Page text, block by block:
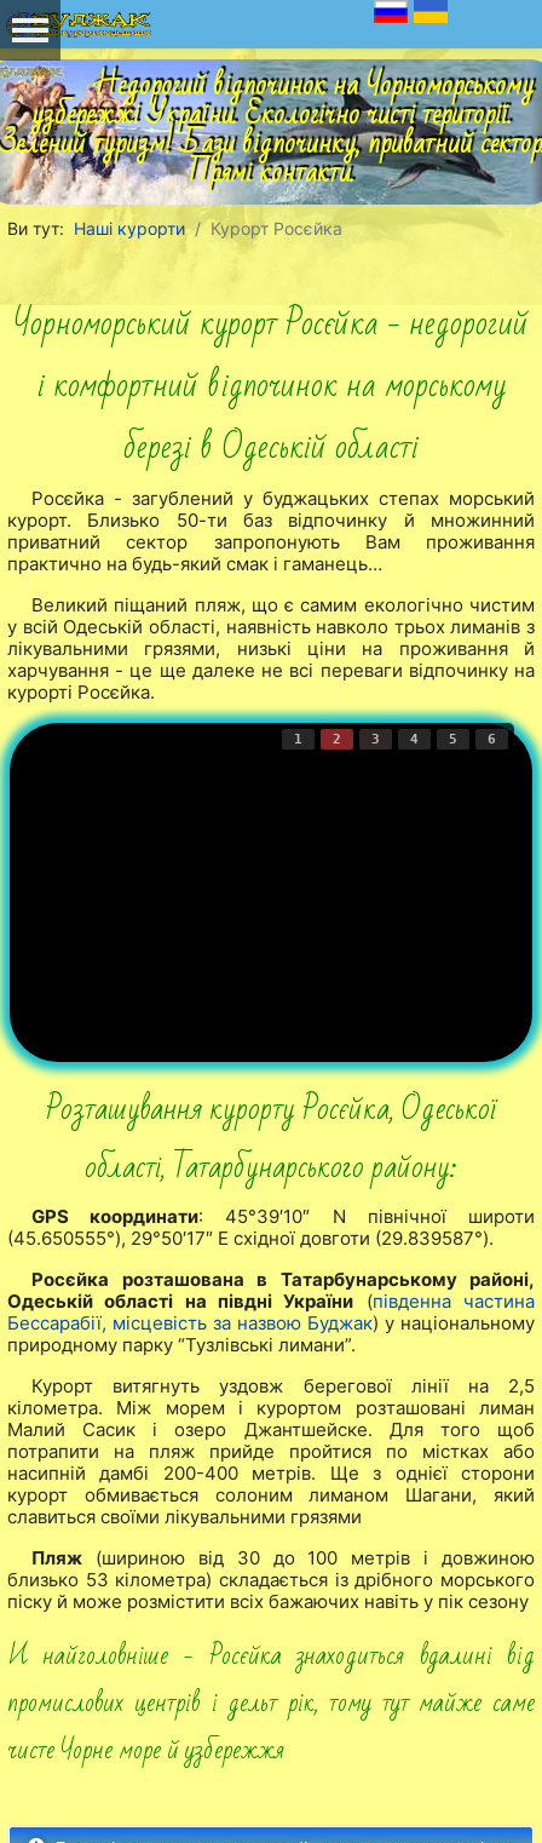
Недорогий відпочинок на Чорноморському
узбережжі України. Екологічно чисті території.
туризм! Бази відпочинку, приватний
Прямі контакти.
Ви тут: Наші курорти Курорт Росєйка
Чорноморський курорт Росєйка - недорогий
і комфортний відпочинок на морському
березі в Одеській області
Росєйка - загублений у буджацьких степах морський
курорт. Близько 50-ти баз відпочинку й множинний
приватний сектор запропонують Вам проживання
практично на будь-який смак і гаманець…
Великий піщаний пляж, що є самим екологічно чистим
у всій Одеській області, наявність навколо трьох лиманів з
лікувальними грязями, низькі ціни на проживання й
харчування - це ще далеке не всі переваги відпочинку на
курорті Росєйка.
1 2 3 4 5 6
Розташування курорту Росєйка, Одеської
області, Татарбунарського району:
GPS координати: 45°39′10″ N північної широти
(45.650555°), 29°50′17″ E східної довготи (29.839587°).
Росєйка розташована в Татарбунарському районі,
Одеській області на півдні України (південна частина
Бессарабії, місцевість за назвою Буджак) у національному
природному парку “Тузлівські лимани”.
Курорт витягнуть уздовж берегової лінії на 2,5
кілометра. Між морем і курортом розташовані лиман
Малий Сасик і озеро Джантшейске. Для того щоб
потрапити на пляж прийде пройтися по містках або
насипній дамбі 200-400 метрів. Ще з однієї сторони
курорт обмивається солоним лиманом Шагани, який
славиться своїми лікувальними грязями
Пляж (шириною від 30 до 100 метрів і довжиною
близько 53 кілометра) складається із дрібного морського
піску й може розмістити всіх бажаючих навіть у пік сезону
И найголовніше - Росєйка знаходиться вдалині від
промислових центрів і дельт рік, тому тут майже саме
чисте Чорне море й узбережжя